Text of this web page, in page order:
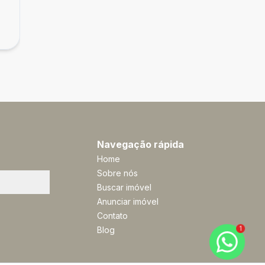
Navegação rápida
Home
Sobre nós
Buscar imóvel
Anunciar imóvel
Contato
Blog
1